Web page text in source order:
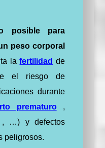
posible para
peso corporal
lafertilidad de
el riesgo de
durante
prematuro,
, …) y defectos
peligrosos.